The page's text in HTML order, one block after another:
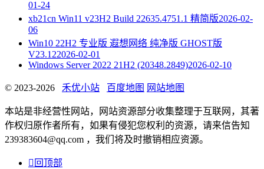
01-24
xb21cn Win11 v23H2 Build 22635.4751.1 精简版2026-02-
06
Win10 22H2 专业版 遐想网络 纯净版 GHOST版
V23.122026-02-01
Windows Server 2022 21H2 (20348.2849)2026-02-10
© 2023-2026 禾优小站 百度地图 网站地图
本站是非经营性网站，网站资源部分收集整理于互联网，其著
作权归原作者所有，如果有侵犯您权利的资源，请来信告知
239383604@qq.com ，我们将及时撤销相应资源。
 回顶部